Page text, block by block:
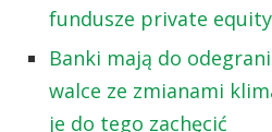
fundusze private
Banki mają do
walce ze zmianami
je do tego zachęcić